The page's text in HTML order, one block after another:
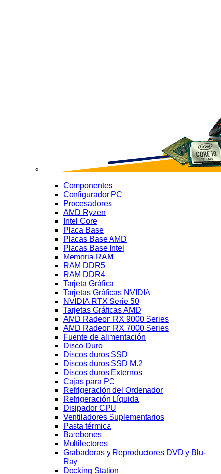
Componentes
Configurador PC
Procesadores
AMD Ryzen
Intel Core
Placa Base
Placas Base AMD
Placas Base Intel
Memoria RAM
RAM DDR5
RAM DDR4
Tarjeta Gráfica
Tarjetas Gráficas NVIDIA
NVIDIA RTX Serie 50
Tarjetas Gráficas AMD
AMD Radeon RX 9000 Series
AMD Radeon RX 7000 Series
Fuente de alimentación
Disco Duro
Discos duros SSD
Discos duros SSD M.2
Discos duros Externos
Cajas para PC
Refrigeración del Ordenador
Refrigeración Líquida
Disipador CPU
Ventiladores Suplementarios
Pasta térmica
Barebones
Multilectores
Grabadoras y Reproductores DVD y Blu-
Ray
Docking Station